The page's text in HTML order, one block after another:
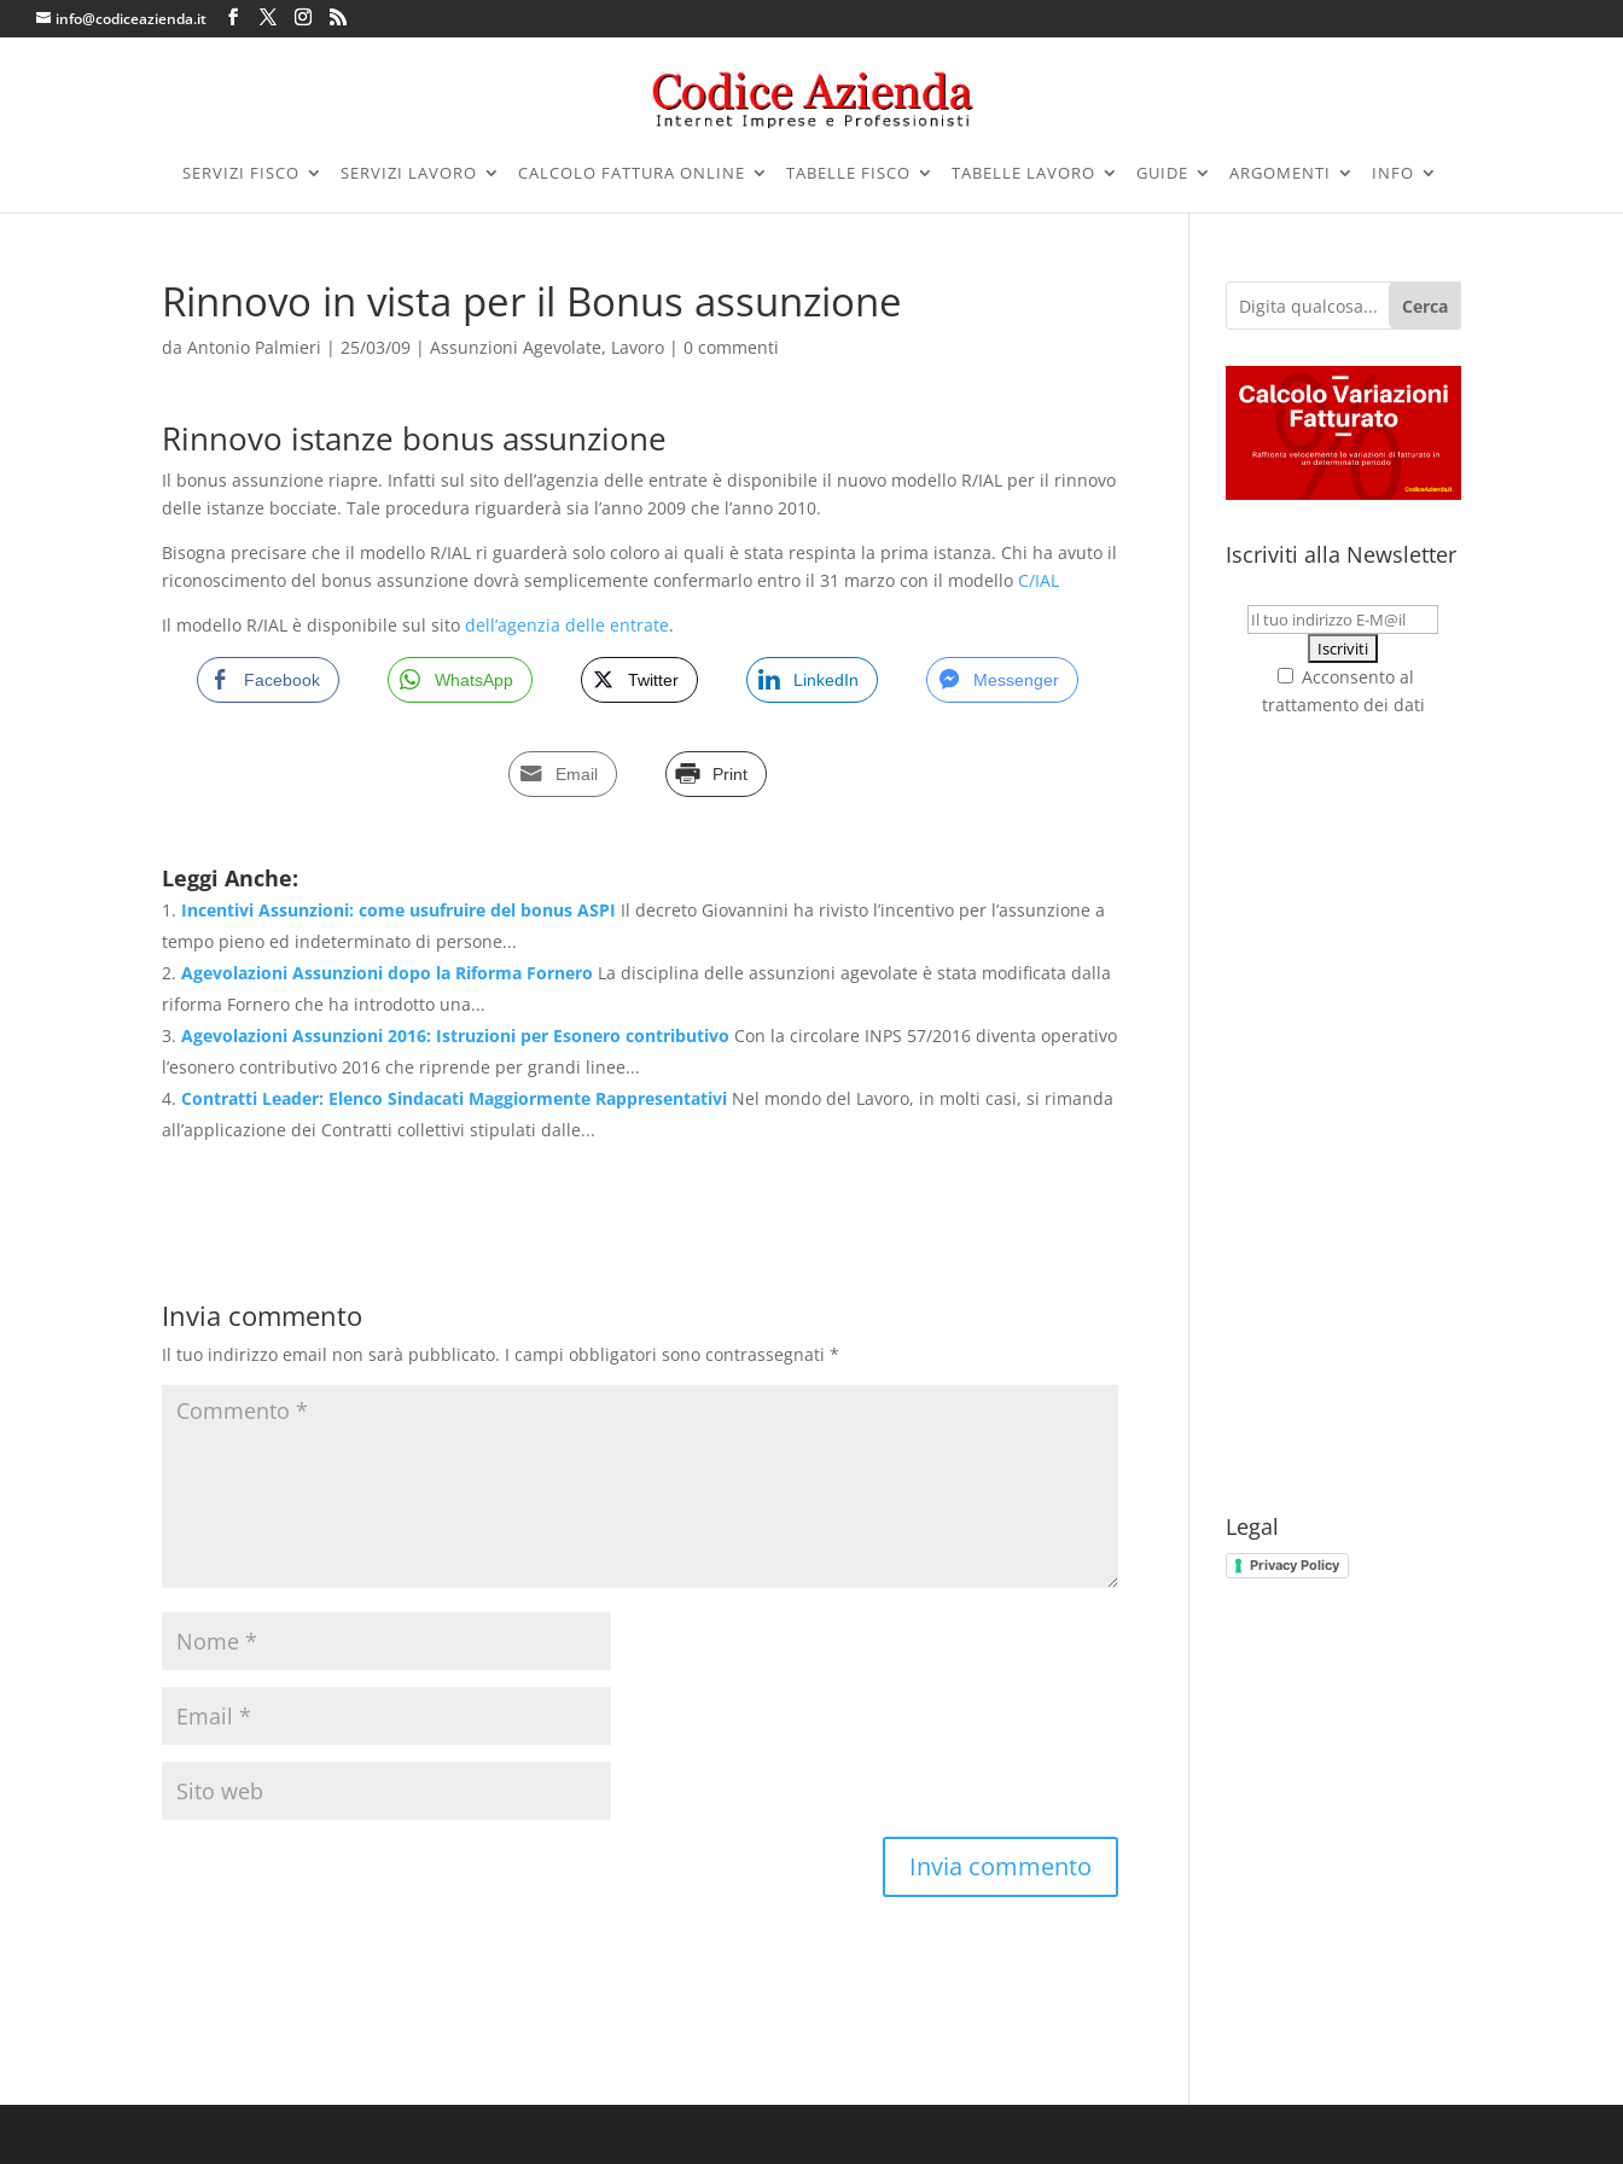
info@codiceazienda.it
SERVIZI FISCO SERVIZI LAVORO CALCOLO FATTURA ONLINE TABELLE FISCO TABELLE LAVORO GUIDE ARGOMENTI INFO
Rinnovo in vista per il Bonus assunzione
daAntonio Palmieri |25/03/09 |Assunzioni Agevolate, Lavoro |0 commenti
Rinnovo istanze bonus assunzione
Il bonus assunzione riapre. Infatti sul sito dell’agenzia delle entrate è disponibile il nuovo modello R/IAL per il rinnovo
delle istanze bocciate. Tale procedura riguarderà sia l’anno 2009 che l’anno 2010.
Bisogna precisare che il modello R/IAL ri guarderà solo coloro ai quali è stata respinta la prima istanza. Chi ha avuto il
riconoscimento del bonus assunzione dovrà semplicemente confermarlo entro il 31 marzo con il modello C/IAL
Il modello R/IAL è disponibile sul sitodell’agenzia delle entrate.
Facebook WhatsApp Twitter LinkedIn Messenger
Email Print
Leggi Anche:
Incentivi Assunzioni: come usufruire del bonus ASPI Il decreto Giovannini ha rivisto l’incentivo per l’assunzione a
tempo pieno ed indeterminato di persone...
Agevolazioni Assunzioni dopo la Riforma Fornero La disciplina delle assunzioni agevolate è stata modificata dalla
riforma Fornero che ha introdotto una...
Agevolazioni Assunzioni 2016: Istruzioni per Esonero contributivo Con la circolare INPS 57/2016 diventa operativo
l’esonero contributivo 2016 che riprende per grandi linee...
Contratti Leader: Elenco Sindacati Maggiormente Rappresentativi Nel mondo del Lavoro, in molti casi, si rimanda
all’applicazione dei Contratti collettivi stipulati dalle...
Invia commento
Il tuo indirizzo email non sarà pubblicato. I campi obbligatori sono contrassegnati*
Cerca
Iscriviti alla Newsletter
Acconsento al
trattamento dei dati
Legal
Privacy Policy